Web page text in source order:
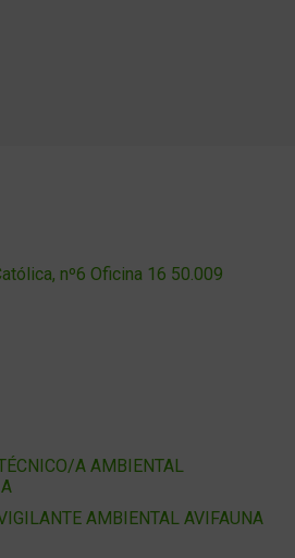
nº6 Oficina 16 50.009
A AMBIENTAL
AMBIENTAL AVIFAUNA